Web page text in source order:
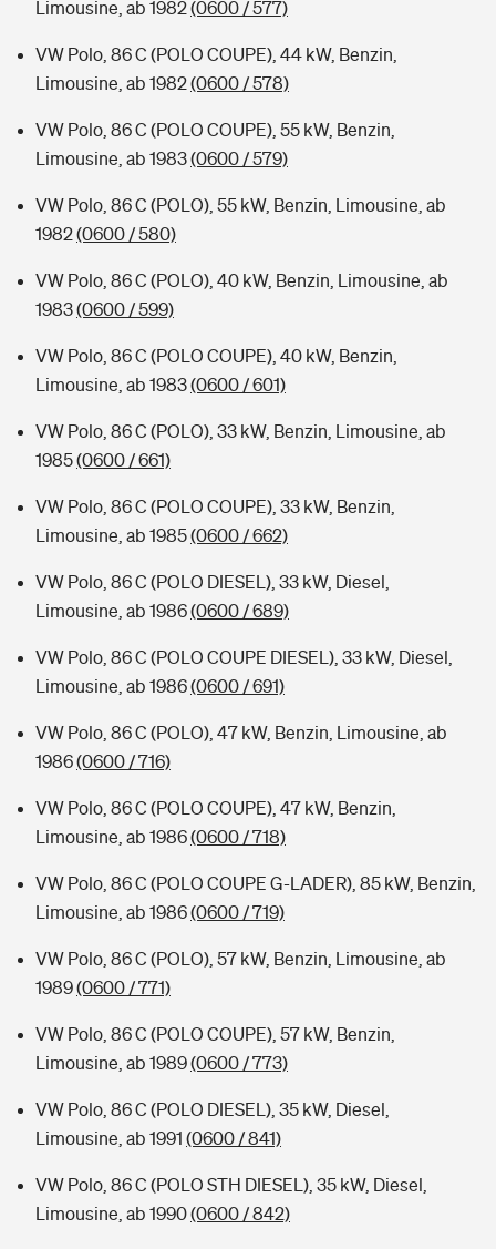
Limousine, ab 1982(0600 / 577)
VW Polo, 86 C (POLO COUPE), 44 kW, Benzin,
Limousine, ab 1982(0600 / 578)
VW Polo, 86 C (POLO COUPE), 55 kW, Benzin,
Limousine, ab 1983(0600 / 579)
VW Polo, 86 C (POLO), 55 kW, Benzin, Limousine, ab
1982(0600 / 580)
VW Polo, 86 C (POLO), 40 kW, Benzin, Limousine, ab
1983(0600 / 599)
VW Polo, 86 C (POLO COUPE), 40 kW, Benzin,
Limousine, ab 1983(0600 / 601)
VW Polo, 86 C (POLO), 33 kW, Benzin, Limousine, ab
1985(0600 / 661)
VW Polo, 86 C (POLO COUPE), 33 kW, Benzin,
Limousine, ab 1985(0600 / 662)
VW Polo, 86 C (POLO DIESEL), 33 kW, Diesel,
Limousine, ab 1986(0600 / 689)
VW Polo, 86 C (POLO COUPE DIESEL), 33 kW, Diesel,
Limousine, ab 1986(0600 / 691)
VW Polo, 86 C (POLO), 47 kW, Benzin, Limousine, ab
1986(0600 / 716)
VW Polo, 86 C (POLO COUPE), 47 kW, Benzin,
Limousine, ab 1986(0600 / 718)
VW Polo, 86 C (POLO COUPE G-LADER), 85 kW, Benzin,
Limousine, ab 1986(0600 / 719)
VW Polo, 86 C (POLO), 57 kW, Benzin, Limousine, ab
1989(0600 / 771)
VW Polo, 86 C (POLO COUPE), 57 kW, Benzin,
Limousine, ab 1989(0600 / 773)
VW Polo, 86 C (POLO DIESEL), 35 kW, Diesel,
Limousine, ab 1991 (0600 / 841)
VW Polo, 86 C (POLO STH DIESEL), 35 kW, Diesel,
Limousine, ab 1990(0600 / 842)